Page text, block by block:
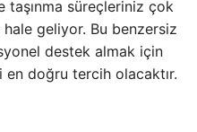
taşınma süreçleriniz çok
geliyor. Bu benzersiz
destek almak için
en doğru tercih olacaktır.